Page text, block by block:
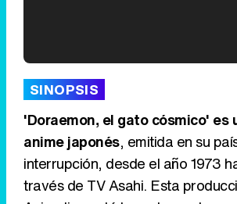
SINOPSIS
'Doraemon, el gato cósmico' es
anime japonés, emitida en su
interrupción, desde el año 1973
través de TV Asahi. Esta